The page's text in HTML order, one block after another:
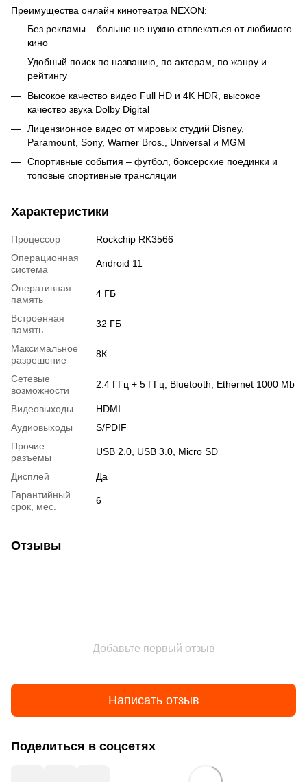
Преимущества онлайн кинотеатра NEXON:
Без рекламы – больше не нужно отвлекаться от любимого
кино
Удобный поиск по названию, по актерам, по жанру и
рейтингу
Высокое качество видео Full HD и 4K HDR, высокое
качество звука Dolby Digital
Лицензионное видео от мировых студий Disney,
Paramount, Sony, Warner Bros., Universal и MGM
Спортивные события – футбол, боксерские поединки и
топовые спортивные трансляции
Характеристики
Процессор
Rockchip RK3566
Операционная
система
Android 11
Оперативная
память
4 ГБ
Встроенная
память
32 ГБ
Максимальное
разрешение
8К
Сетевые
возможности
2.4 ГГц + 5 ГГц, Bluetooth, Ethernet 1000 Mb
Видеовыходы
HDMI
Аудиовыходы
S/PDIF
Прочие
разъемы
USB 2.0, USB 3.0, Micro SD
Дисплей
Да
Гарантийный
срок, мес.
6
Отзывы
Добавьте первый отзыв
Написать отзыв
Поделиться в соцсетях